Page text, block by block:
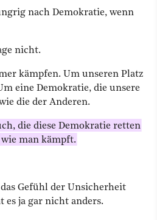
nach Demokratie, wenn
nicht.
kämpfen. Um unseren Platz
eine Demokratie, die unsere
die der Anderen.
die diese Demokratie retten
man kämpft.
Gefühl der Unsicherheit
ja gar nicht anders.